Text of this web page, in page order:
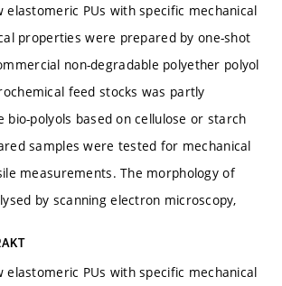
elastomeric PUs with specific mechanical
properties were prepared by one-shot
non-degradable polyether polyol
feed stocks was partly
bio-polyols based on cellulose or starch
samples were tested for mechanical
measurements. The morphology of
by scanning electron microscopy,
elastomeric PUs with specific mechanical